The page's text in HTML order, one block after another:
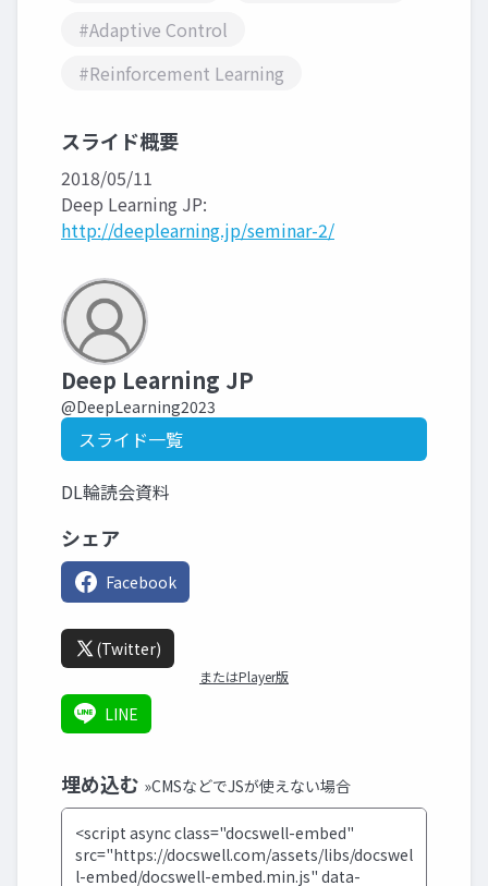
#Adaptive Control
#Reinforcement Learning
スライド概要
2018/05/11
Deep Learning JP:
http://deeplearning.jp/seminar-2/
Deep Learning JP
@DeepLearning2023
スライド一覧
DL輪読会資料
シェア
Facebook
(Twitter)
またはPlayer版
LINE
埋め込む »CMSなどでJSが使えない場合